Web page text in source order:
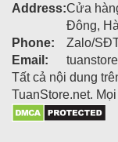
Address:Cửa
Đông,
Phone:
Zalo/
Email:
Tất cả nội dung
TuanStore.net.